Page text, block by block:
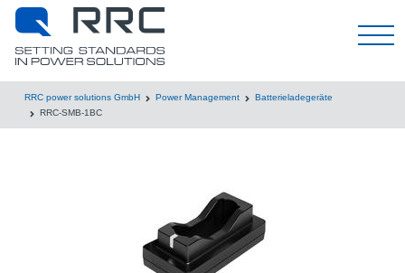
Deutsch
RRC power solutions GmbH Power Management
Batterieladegeräte
RRC-SMB-1BC